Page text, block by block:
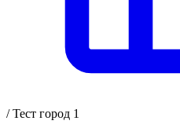
/ Тест город 1